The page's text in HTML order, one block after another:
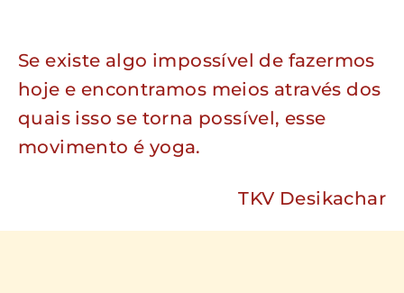
Se existe algo impossível de fazermos
hoje e encontramos meios através dos
quais isso se torna possível, esse
movimento é yoga.
TKV Desikachar